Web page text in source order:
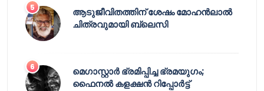
ആടുജീവിതത്തിന് ശേഷം മോഹൻലാൽ
ചിത്രവുമായി ബ്ലെസി
മെഗാസ്റ്റാർ ഭ്രമിപ്പിച്ച ഭ്രമയുഗം;
ഫൈനൽ കളക്ഷൻ റിപ്പോർട്ട്